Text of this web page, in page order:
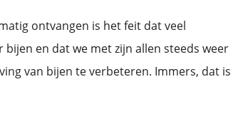
ontvangen is het feit dat veel
en dat we met zijn allen steeds weer
van bijen te verbeteren. Immers, dat is